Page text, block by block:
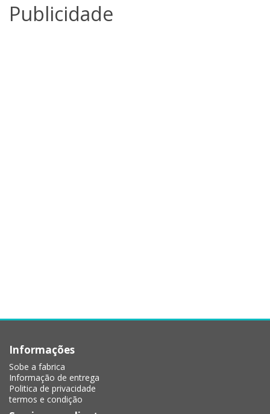
Publicidade
Informações
Sobe a fabrica
Informação de entrega
Politica de privacidade
termos e condição